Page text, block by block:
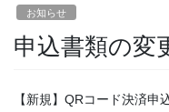
お知らせ
申込書類の変
【新規】QRコード決済